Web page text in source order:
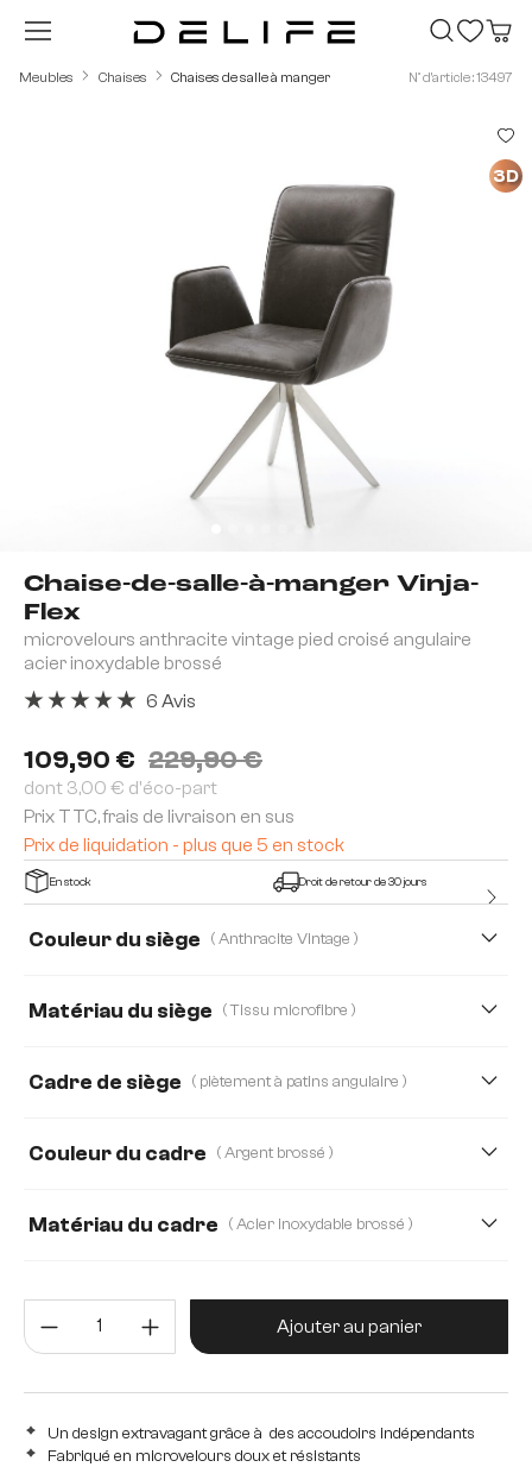
Passer au contenu principal
Meubles Chaises Chaises de salle à manger N° d'article : 13497
Chaise-de-salle-à-manger Vinja-
Flex
microvelours anthracite vintage pied croisé angulaire
acier inoxydable brossé
109,90 € 229,90 €
dont 3,00 € d'éco-part
Prix TTC, frais de livraison en sus
Prix de liquidation - plus que 5 en stock
6 Avis
En stock Droit de retour de 30 jours
Couleur du siège ( Anthracite Vintage )
Matériau du siège ( Tissu microfibre )
Cadre de siège ( piètement à patins angulaire )
Couleur du cadre ( Argent brossé )
Matériau du cadre ( Acier inoxydable brossé )
Métal Quantité de produit : Entrez la
Ajouter au panier
Un design extravagant grâce à des accoudoirs indépendants
Fabriqué en microvelours doux et résistants
3D